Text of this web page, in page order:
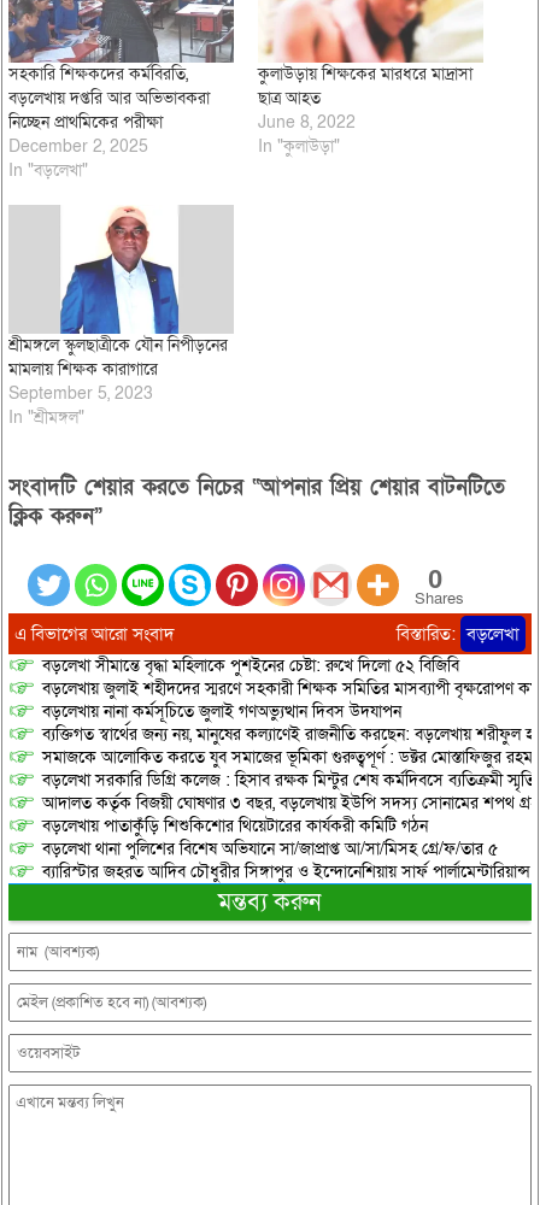
সহকারি শিক্ষকদের কর্মবিরতি,
বড়লেখায় দপ্তরি আর অভিভাবকরা
নিচ্ছেন প্রাথমিকের পরীক্ষা
December 2, 2025
In "বড়লেখা"
কুলাউড়ায় শিক্ষকের মারধরে মাদ্রাসা
ছাত্র আহত
June 8, 2022
In "কুলাউড়া"
শ্রীমঙ্গলে স্কুলছাত্রীকে যৌন নিপীড়নের
মামলায় শিক্ষক কারাগারে
September 5, 2023
In "শ্রীমঙ্গল"
সংবাদটি শেয়ার করতে নিচের “আপনার প্রিয় শেয়ার বাটনটিতে
ক্লিক করুন”
0
Shares
এ বিভাগের আরো সংবাদ বিস্তারিত: বড়লেখা
বড়লেখা সীমান্তে বৃদ্ধা মহিলাকে পুশইনের চেষ্টা: রুখে দিলো ৫২ বিজিবি
বড়লেখায় জুলাই শহীদদের স্মরণে সহকারী শিক্ষক সমিতির মাসব্যাপী বৃক্ষরোপণ
বড়লেখায় নানা কর্মসূচিতে জুলাই গণঅভ্যুত্থান দিবস উদযাপন
ব্যক্তিগত স্বার্থের জন্য নয়, মানুষের কল্যাণেই রাজনীতি করছেন: বড়লেখায় শরীফুল
সমাজকে আলোকিত করতে যুব সমাজের ভূমিকা গুরুত্বপূর্ণ : ডক্টর মোস্তাফিজুর
বড়লেখা সরকারি ডিগ্রি কলেজ : হিসাব রক্ষক মিন্টুর শেষ কর্মদিবসে ব্যতিক্রমী
আদালত কর্তৃক বিজয়ী ঘোষণার ৩ বছর, বড়লেখায় ইউপি সদস্য সোনামের শপথ
বড়লেখায় পাতাকুঁড়ি শিশুকিশোর থিয়েটারের কার্যকরী কমিটি গঠন
বড়লেখা থানা পুলিশের বিশেষ অভিযানে সা/জাপ্রাপ্ত আ/সা/মিসহ গ্রে/ফ/তার ৫
ব্যারিস্টার জহরত আদিব চৌধুরীর সিঙ্গাপুর ও ইন্দোনেশিয়ায় সার্ফ পার্লামেন্টারিয়ান্স
মন্তব্য করুন